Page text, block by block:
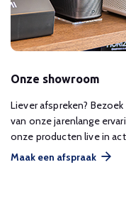
Onze showroom
Liever afspreken?
van onze jarenlange
onze producten live in
Maak een afspraak